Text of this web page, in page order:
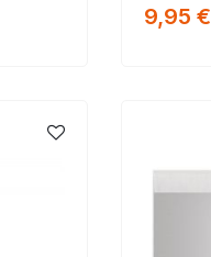
9,95 €